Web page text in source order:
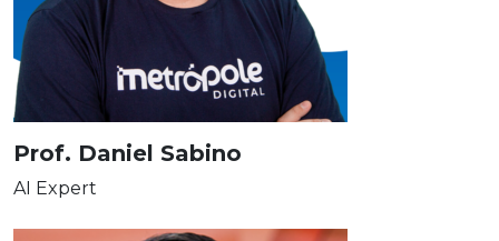
Prof. Daniel Sabino
AI Expert